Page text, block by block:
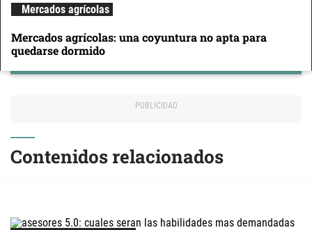
Mercados agrícolas
Mercados agrícolas: una coyuntura no apta para
quedarse dormido
Contenidos relacionados